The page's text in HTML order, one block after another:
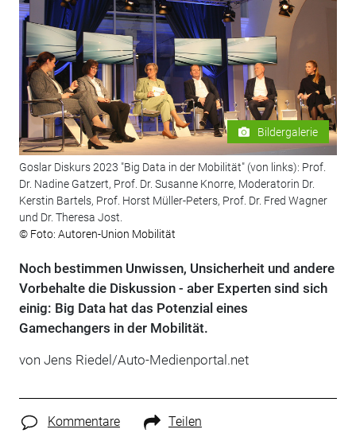
Bildergalerie
Goslar Diskurs 2023 "Big Data in der Mobilität" (von links): Prof.
Dr. Nadine Gatzert, Prof. Dr. Susanne Knorre, Moderatorin Dr.
Kerstin Bartels, Prof. Horst Müller-Peters, Prof. Dr. Fred Wagner
und Dr. Theresa Jost.
© Foto: Autoren-Union Mobilität
Noch bestimmen Unwissen, Unsicherheit und andere
Vorbehalte die Diskussion - aber Experten sind sich
einig: Big Data hat das Potenzial eines
Gamechangers in der Mobilität.
von Jens Riedel/Auto-Medienportal.net
Kommentare Teilen